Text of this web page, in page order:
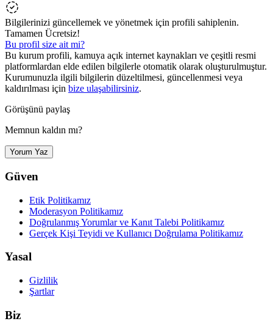
Bilgilerinizi güncellemek ve yönetmek için profili sahiplenin.
Tamamen Ücretsiz!
Bu profil size ait mi?
Bu kurum profili, kamuya açık internet kaynakları ve çeşitli resmi
platformlardan elde edilen bilgilerle otomatik olarak oluşturulmuştur.
Kurumunuzla ilgili bilgilerin düzeltilmesi, güncellenmesi veya
kaldırılması için bize ulaşabilirsiniz.
Görüşünü paylaş
Memnun kaldın mı?
Yorum Yaz
Güven
Etik Politikamız
Moderasyon Politikamız
Doğrulanmış Yorumlar ve Kanıt Talebi Politikamız
Gerçek Kişi Teyidi ve Kullanıcı Doğrulama Politikamız
Yasal
Gizlilik
Şartlar
Biz